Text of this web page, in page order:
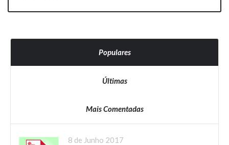
Populares
Últimas
Mais Comentadas
8 de Junho 2017